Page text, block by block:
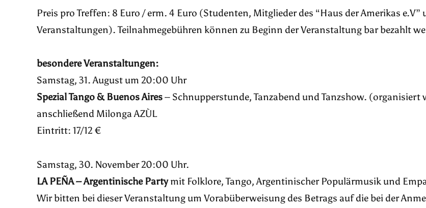
Preis pro Treffen: 8 Euro / erm. 4 Euro (Studenten, Mitglieder des “Haus der Amerikas
Veranstaltungen). Teilnahmegebühren können zu Beginn der Veranstaltung bar bezahlt
besondere Veranstaltungen:
Samstag, 31. August um 20:00 Uhr
Spezial Tango & Buenos Aires– Schnupperstunde, Tanzabend und Tanzshow. (organisiert
anschließend Milonga AZÙL
Eintritt: 17/12 €
Samstag, 30. November 20:00 Uhr.
LA PEÑA– Argentinische Partymit Folklore, Tango, Argentinischer Populärmusik und
Wir bitten bei dieser Veranstaltung um Vorabüberweisung des Betrags auf die bei der